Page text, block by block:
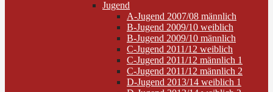
Jugend
A-Jugend 2007/08 männlich
B-Jugend 2009/10 weiblich
B-Jugend 2009/10 männlich
C-Jugend 2011/12 weiblich
C-Jugend 2011/12 männlich 1
C-Jugend 2011/12 männlich 2
D-Jugend 2013/14 weiblich 1